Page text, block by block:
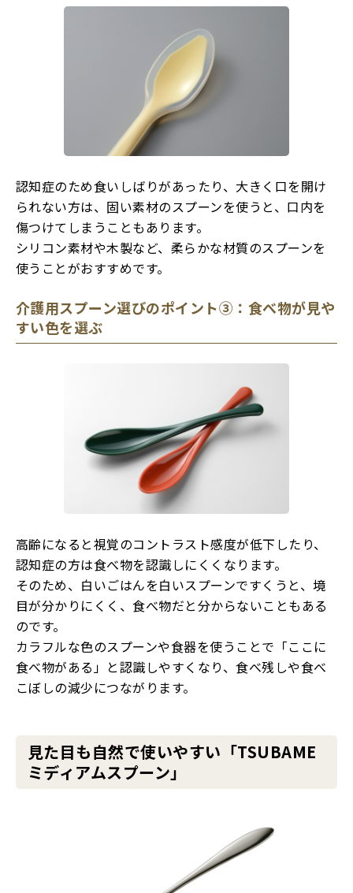
認知症のため食いしばりがあったり、大きく口を開け
られない方は、固い素材のスプーンを使うと、口内を
傷つけてしまうこともあります。
シリコン素材や木製など、柔らかな材質のスプーンを
使うことがおすすめです。
介護用スプーン選びのポイント③：食べ物が見や
すい色を選ぶ
高齢になると視覚のコントラスト感度が低下したり、
認知症の方は食べ物を認識しにくくなります。
そのため、白いごはんを白いスプーンですくうと、境
目が分かりにくく、食べ物だと分からないこともある
のです。
カラフルな色のスプーンや食器を使うことで「ここに
食べ物がある」と認識しやすくなり、食べ残しや食べ
こぼしの減少につながります。
見た目も自然で使いやすい「TSUBAME
ミディアムスプーン」